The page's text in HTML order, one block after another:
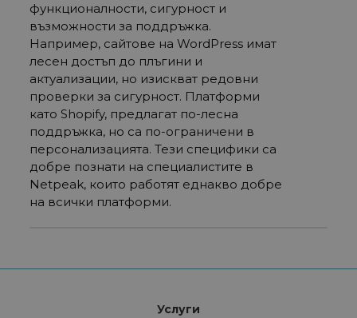
функционалности, сигурност и
възможности за поддръжка.
Например, сайтове на WordPress имат
лесен достъп до плъгини и
актуализации, но изискват редовни
проверки за сигурност. Платформи
като Shopify, предлагат по-лесна
поддръжка, но са по-ограничени в
персонализацията. Тези специфики са
добре познати на специалистите в
Netpeak, които работят еднакво добре
на всички платформи.
Услуги